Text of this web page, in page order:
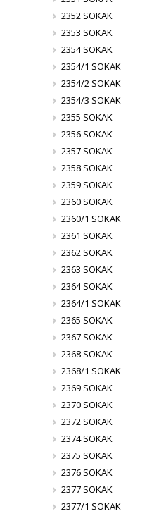
2352 SOKAK
2353 SOKAK
2354 SOKAK
2354/1 SOKAK
2354/2 SOKAK
2354/3 SOKAK
2355 SOKAK
2356 SOKAK
2357 SOKAK
2358 SOKAK
2359 SOKAK
2360 SOKAK
2360/1 SOKAK
2361 SOKAK
2362 SOKAK
2363 SOKAK
2364 SOKAK
2364/1 SOKAK
2365 SOKAK
2367 SOKAK
2368 SOKAK
2368/1 SOKAK
2369 SOKAK
2370 SOKAK
2372 SOKAK
2374 SOKAK
2375 SOKAK
2376 SOKAK
2377 SOKAK
2377/1 SOKAK